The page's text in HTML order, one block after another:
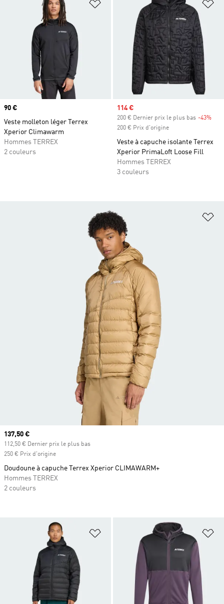
Prix
90 €
Veste molleton léger Terrex
Xperior Climawarm
Hommes TERREX
2 couleurs
Prix soldé
114 €
200 € Dernier prix le plus bas -43%
200 € Prix d'origine
Veste à capuche isolante Terrex
Xperior PrimaLoft Loose Fill
Hommes TERREX
3 couleurs
Ajouter à la Liste de produits
Prix actuel
137,50 €
112,50 € Dernier prix le plus bas
250 € Prix d'origine
Doudoune à capuche Terrex Xperior CLIMAWARM+
Hommes TERREX
2 couleurs